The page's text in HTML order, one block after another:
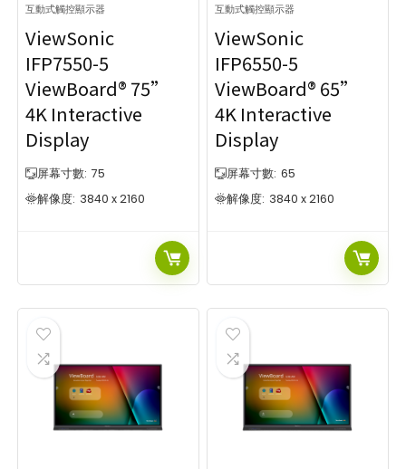
互動式觸控顯示器
ViewSonic
IFP7550-5
ViewBoard® 75”
4K Interactive
Display
屏幕寸數: 75
解像度: 3840 x 2160
互動式觸控顯示器
ViewSonic
IFP6550-5
ViewBoard® 65”
4K Interactive
Display
屏幕寸數: 65
解像度: 3840 x 2160